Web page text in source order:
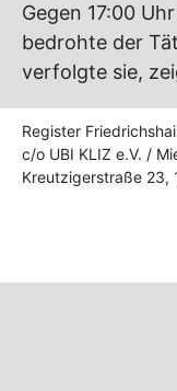
Gegen 17:00
bedrohte der
verfolgte sie,
Register
c/o UBI KLIZ e.V. /
Kreutzigerstraße 23,